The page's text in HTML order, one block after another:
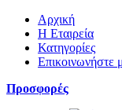
Αρχική
Η Εταιρεία
Κατηγορίες
Επικοινωνήστε
Προσφορές